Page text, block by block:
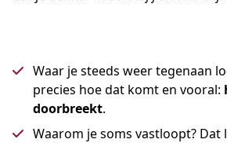
Waar je steeds weer tegenaan
precies hoe dat komt en vooral:
doorbreekt.
Waarom je soms vastloopt? Dat